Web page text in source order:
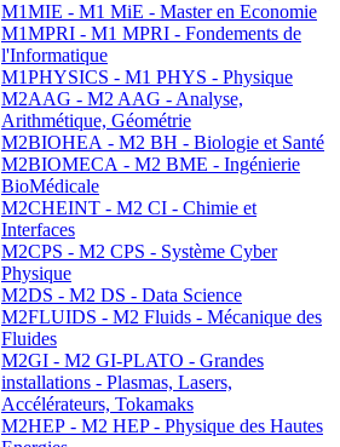
M1MIE - M1 MiE - Master en Economie
M1MPRI - M1 MPRI - Fondements de
l'Informatique
M1PHYSICS - M1 PHYS - Physique
M2AAG - M2 AAG - Analyse,
Arithmétique, Géométrie
M2BIOHEA - M2 BH - Biologie et Santé
M2BIOMECA - M2 BME - Ingénierie
BioMédicale
M2CHEINT - M2 CI - Chimie et
Interfaces
M2CPS - M2 CPS - Système Cyber
Physique
M2DS - M2 DS - Data Science
M2FLUIDS - M2 Fluids - Mécanique des
Fluides
M2GI - M2 GI-PLATO - Grandes
installations - Plasmas, Lasers,
Accélérateurs, Tokamaks
M2HEP - M2 HEP - Physique des Hautes